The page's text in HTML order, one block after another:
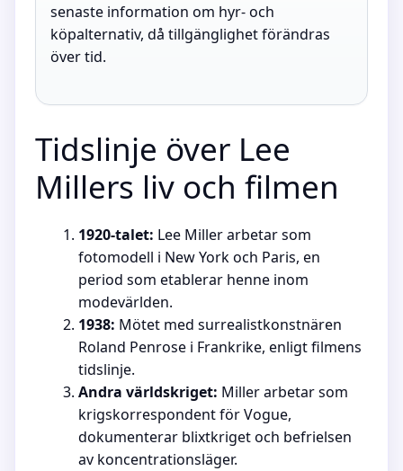
senaste information om hyr- och
köpalternativ, då tillgänglighet förändras
över tid.
Tidslinje över Lee
Millers liv och filmen
1920-talet: Lee Miller arbetar som
fotomodell i New York och Paris, en
period som etablerar henne inom
modevärlden.
1938: Mötet med surrealistkonstnären
Roland Penrose i Frankrike, enligt filmens
tidslinje.
Andra världskriget: Miller arbetar som
krigskorrespondent för Vogue,
dokumenterar blixtkriget och befrielsen
av koncentrationsläger.